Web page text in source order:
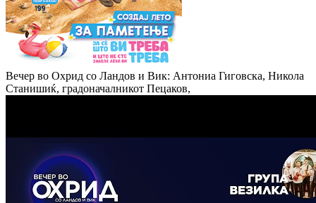
Вечер во Охрид со Ландов и Вик: Антониа Гиговска, Никола
Станишиќ, градоначалникот Пецаков,